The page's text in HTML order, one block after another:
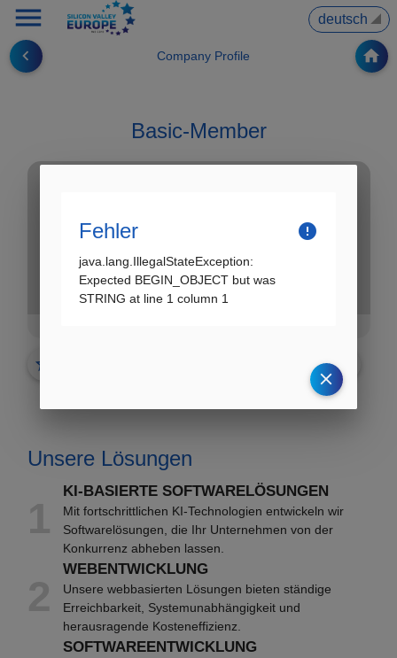
menu
navigate_before Company Profile home
Basic-Member
star_border share
Unsere Lösungen
KI-BASIERTE SOFTWARELÖSUNGEN
Mit fortschrittlichen KI-Technologien entwickeln wir
Softwarelösungen, die Ihr Unternehmen von der
Konkurrenz abheben lassen.
WEBENTWICKLUNG
Unsere webbasierten Lösungen bieten ständige
Erreichbarkeit, Systemunabhängigkeit und
herausragende Kosteneffizienz.
SOFTWAREENTWICKLUNG
Fehler error
java.lang.IllegalStateException:
Expected BEGIN_OBJECT but was
STRING at line 1 column 1
clear